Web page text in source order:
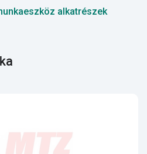
alkatrészek